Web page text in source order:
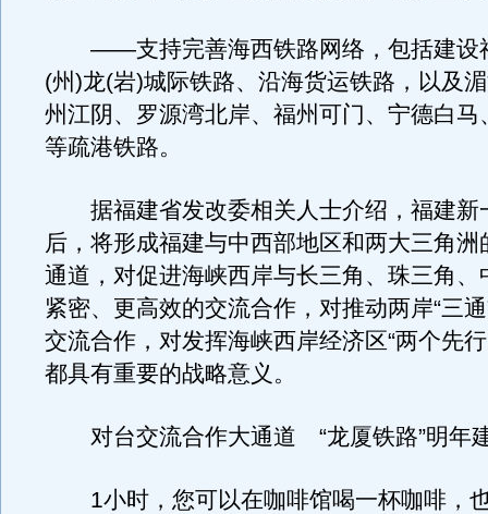
——支持完善海西铁路网络，包括建设
(州)龙(岩)城际铁路、沿海货运铁路，以及
州江阴、罗源湾北岸、福州可门、宁德白马
等疏港铁路。
据福建省发改委相关人士介绍，福建新
后，将形成福建与中西部地区和两大三角洲
通道，对促进海峡西岸与长三角、珠三角、
紧密、更高效的交流合作，对推动两岸“三
交流合作，对发挥海峡西岸经济区“两个先
都具有重要的战略意义。
对台交流合作大通道 “龙厦铁路”明年
1小时，您可以在咖啡馆喝一杯咖啡，